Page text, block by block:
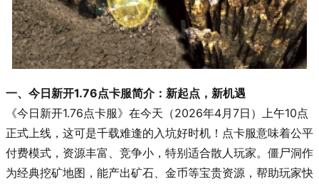
一、今日新开1.76点卡服简介：新起点，新机遇
《今日新开1.76点卡服》在今天（2026年4月7日）上午10点
正式上线，这可是千载难逢的入坑好时机！点卡服意味着公平
付费模式，资源丰富、竞争小，特别适合散人玩家。僵尸洞作
为经典挖矿地图，能产出矿石、金币等宝贵资源，帮助玩家快